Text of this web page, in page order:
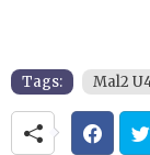
Tags: Mal2